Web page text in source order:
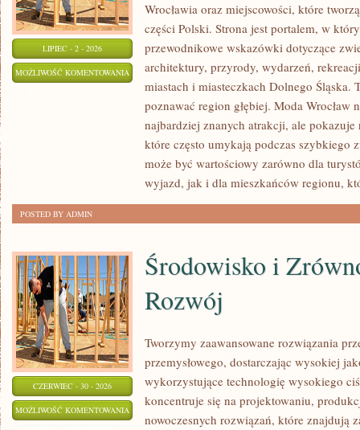
LIPIEC - 2 - 2026
MOŻLIWOŚĆ KOMENTOWANIA LUBIN
Wrocławia oraz miejscowości, które
części Polski. Strona jest portalem, w
przewodnikowe wskazówki dotyczące
architektury, przyrody, wydarzeń,
miastach i miasteczkach Dolnego Śląska.
poznawać region głębiej. Moda Wrocław
najbardziej znanych atrakcji, ale
które często umykają podczas szybkiego
może być wartościowy zarówno dla
wyjazd, jak i dla mieszkańców regionu,
POSTED BY ADMIN
CZERWIEC - 30 - 2026
MOŻLIWOŚĆ KOMENTOWANIA
Środowisko i
Rozwój
Tworzymy zaawansowane rozwiązania
przemysłowego, dostarczając wysokiej
wykorzystujące technologię wysokiego
koncentruje się na projektowaniu,
nowoczesnych rozwiązań, które znajdują